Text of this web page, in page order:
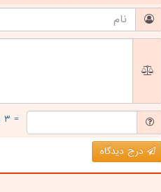
= ۳ بعلاوه ۱
درج دیدگاه